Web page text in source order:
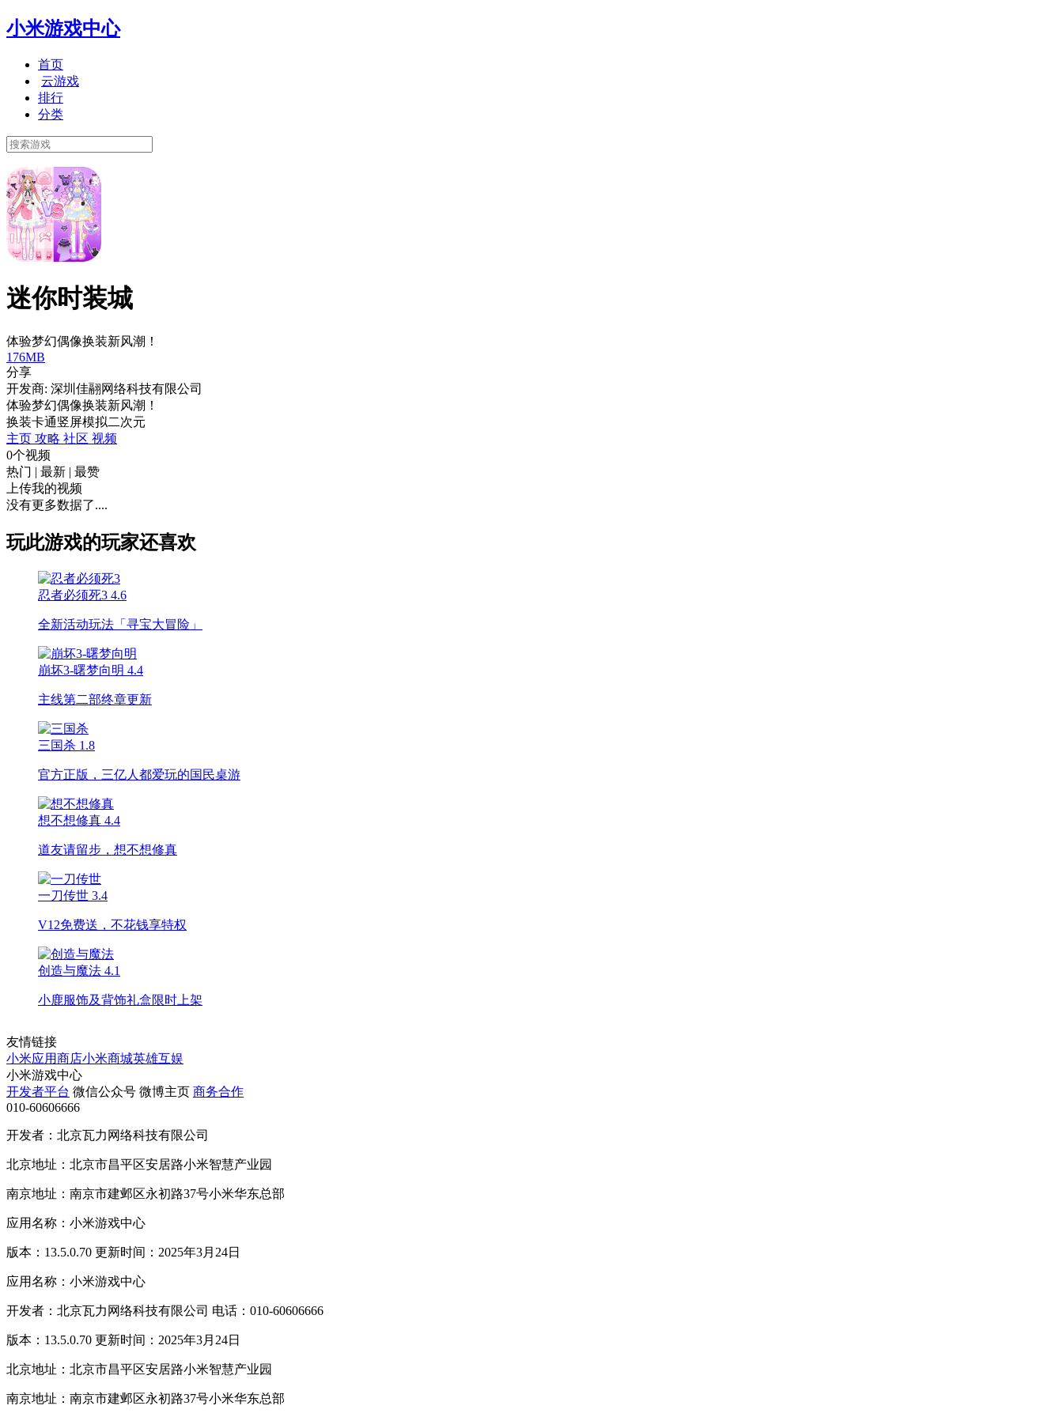
小米游戏中心
首页
云游戏
排行
分类
迷你时装城
体验梦幻偶像换装新风潮！
176MB
分享
开发商: 深圳佳翮网络科技有限公司
体验梦幻偶像换装新风潮！
换装卡通竖屏模拟二次元
主页 攻略 社区 视频
0个视频
热门 | 最新 | 最赞
上传我的视频
没有更多数据了....
玩此游戏的玩家还喜欢
忍者必须死3 4.6
全新活动玩法「寻宝大冒险」
崩坏3-曙梦向明 4.4
主线第二部终章更新
三国杀 1.8
官方正版，三亿人都爱玩的国民桌游
想不想修真 4.4
道友请留步，想不想修真
一刀传世 3.4
V12免费送，不花钱享特权
创造与魔法 4.1
小鹿服饰及背饰礼盒限时上架
友情链接
小米应用商店小米商城英雄互娱
小米游戏中心
开发者平台 微信公众号 微博主页 商务合作
010-60606666
开发者：北京瓦力网络科技有限公司
北京地址：北京市昌平区安居路小米智慧产业园
南京地址：南京市建邺区永初路37号小米华东总部
应用名称：小米游戏中心
版本：13.5.0.70 更新时间：2025年3月24日
应用名称：小米游戏中心
开发者：北京瓦力网络科技有限公司 电话：010-60606666
版本：13.5.0.70 更新时间：2025年3月24日
北京地址：北京市昌平区安居路小米智慧产业园
南京地址：南京市建邺区永初路37号小米华东总部